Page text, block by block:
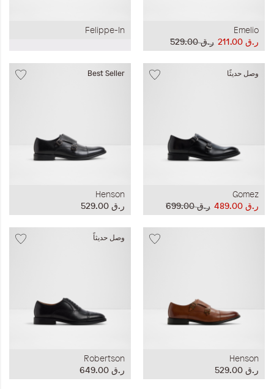
Emelio
ر.ق‏ 529.00
ر.ق‏ 211.00
Felippe-In
وصل حديثًا
Gomez
ر.ق‏ 699.00
ر.ق‏ 489.00
Best Seller
Henson
ر.ق‏ 529.00
Henson
ر.ق‏ 529.00
وصل حديثاً
Robertson
ر.ق‏ 649.00